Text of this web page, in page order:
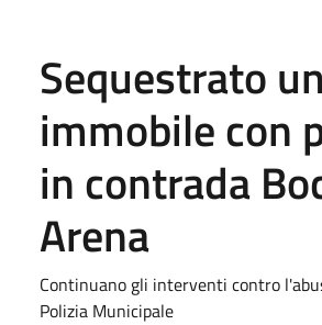
Sequestrato un
immobile con
in contrada
Arena
Continuano gli interventi contro
Polizia Municipale